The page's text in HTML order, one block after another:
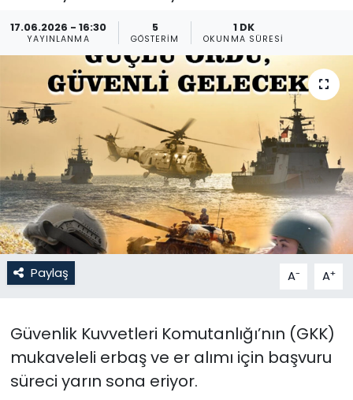
17.06.2026 - 16:30
YAYINLANMA
5
GÖSTERIM
1 DK
OKUNMA SÜRESI
Paylaş A- A+
Güvenlik Kuvvetleri Komutanlığı’nın (GKK)
mukaveleli erbaş ve er alımı için başvuru
süreci yarın sona eriyor.
Güncel
Gündem
KKTC
KKTC YEREL SEÇİM 2018
Kültür Sanat
Magazin
Moda
Otomobil Dünyası
Politika